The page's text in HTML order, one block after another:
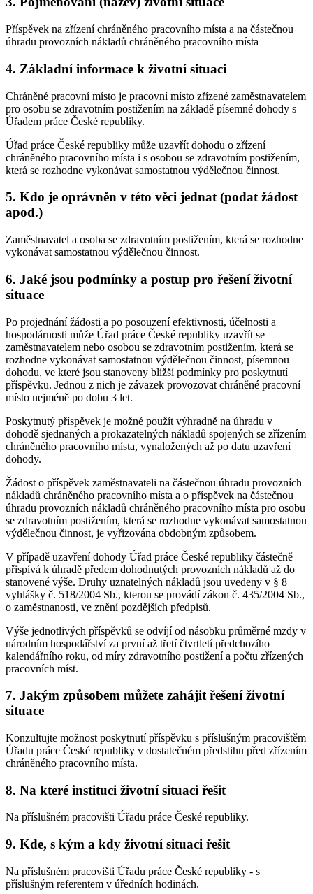
Příspěvek na zřízení chráněného pracovního místa a na částečnou
úhradu provozních nákladů chráněného pracovního místa
4. Základní informace k životní situaci
Chráněné pracovní místo je pracovní místo zřízené zaměstnavatelem
pro osobu se zdravotním postižením na základě písemné dohody s
Úřadem práce České republiky.
Úřad práce České republiky může uzavřít dohodu o zřízení
chráněného pracovního místa i s osobou se zdravotním postižením,
která se rozhodne vykonávat samostatnou výdělečnou činnost.
5. Kdo je oprávněn v této věci jednat (podat žádost
apod.)
Zaměstnavatel a osoba se zdravotním postižením, která se rozhodne
vykonávat samostatnou výdělečnou činnost.
6. Jaké jsou podmínky a postup pro řešení životní
situace
Po projednání žádosti a po posouzení efektivnosti, účelnosti a
hospodárnosti může Úřad práce České republiky uzavřít se
zaměstnavatelem nebo osobou se zdravotním postižením, která se
rozhodne vykonávat samostatnou výdělečnou činnost, písemnou
dohodu, ve které jsou stanoveny bližší podmínky pro poskytnutí
příspěvku. Jednou z nich je závazek provozovat chráněné pracovní
místo nejméně po dobu 3 let.
Poskytnutý příspěvek je možné použít výhradně na úhradu v
dohodě sjednaných a prokazatelných nákladů spojených se zřízením
chráněného pracovního místa, vynaložených až po datu uzavření
dohody.
Žádost o příspěvek zaměstnavateli na částečnou úhradu provozních
nákladů chráněného pracovního místa a o příspěvek na částečnou
úhradu provozních nákladů chráněného pracovního místa pro osobu
se zdravotním postižením, která se rozhodne vykonávat samostatnou
výdělečnou činnost, je vyřizována obdobným způsobem.
V případě uzavření dohody Úřad práce České republiky částečně
přispívá k úhradě předem dohodnutých provozních nákladů až do
stanovené výše. Druhy uznatelných nákladů jsou uvedeny v § 8
vyhlášky č. 518/2004 Sb., kterou se provádí zákon č. 435/2004 Sb.,
o zaměstnanosti, ve znění pozdějších předpisů.
Výše jednotlivých příspěvků se odvíjí od násobku průměrné mzdy v
národním hospodářství za první až třetí čtvrtletí předchozího
kalendářního roku, od míry zdravotního postižení a počtu zřízených
pracovních míst.
7. Jakým způsobem můžete zahájit řešení životní
situace
Konzultujte možnost poskytnutí příspěvku s příslušným pracovištěm
Úřadu práce České republiky v dostatečném předstihu před zřízením
chráněného pracovního místa.
8. Na které instituci životní situaci řešit
Na příslušném pracovišti Úřadu práce České republiky.
9. Kde, s kým a kdy životní situaci řešit
Na příslušném pracovišti Úřadu práce České republiky - s
příslušným referentem v úředních hodinách.